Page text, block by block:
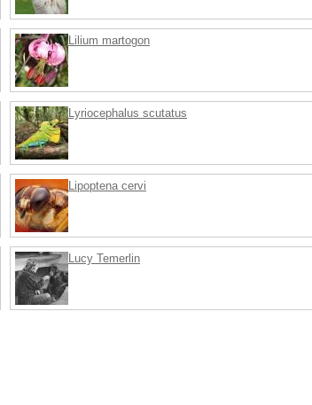
Lilium martogon
Lyriocephalus scutatus
Lipoptena cervi
Lucy Temerlin